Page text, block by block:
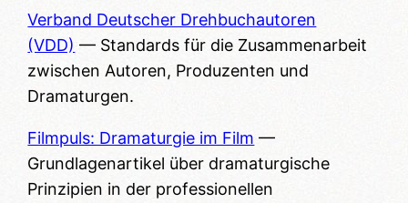
Verband Deutscher Drehbuchautoren
(VDD) — Standards für die Zusammenarbeit
zwischen Autoren, Produzenten und
Dramaturgen.
Filmpuls: Dramaturgie im Film —
Grundlagenartikel über dramaturgische
Prinzipien in der professionellen